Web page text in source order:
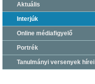
Aktuális
Interjúk
Online médiafigyelő
Portrék
Tanulmányi versenyek hírei